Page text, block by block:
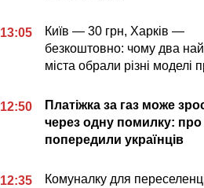
13:05
Київ — 30 грн, Харків —
безкоштовно: чому два
міста обрали різні моделі
12:50
Платіжка за газ може
через одну помилку:
попередили українців
12:35
Комуналку для